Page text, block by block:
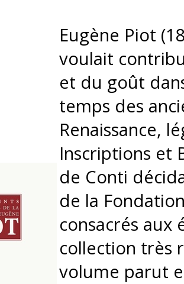
Eugène Piot
voulait
et du goût
temps des
Renaissance,
Inscriptions et
de Conti
de la
consacrés aux
collection très
volume parut